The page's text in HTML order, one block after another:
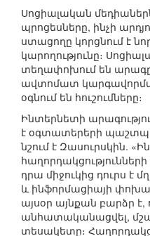
Սոցիալական
պրոցեսները, ինչի
ստացողը կորցնում է
կարողությունը։
տեղափոխում են
ավտոմատ
օգնում են հուշումները։
Ինտերնետի
է օգտատերերի
նշում է Զասուրսկին.
դրա միջուկից դուրս է
և ինֆորմացիայի
այսօր այնքան բարձր է,
անհատականացվել,
տեսակետը։